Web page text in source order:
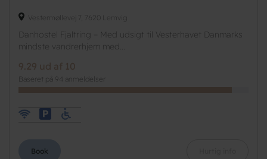
Vestermøllevej 7, 7620 Lemvig
Danhostel Fjaltring – Med udsigt til Vesterhavet Danmarks
mindste vandrerhjem med...
9.29 ud af 10
Baseret på 94 anmeldelser
Book